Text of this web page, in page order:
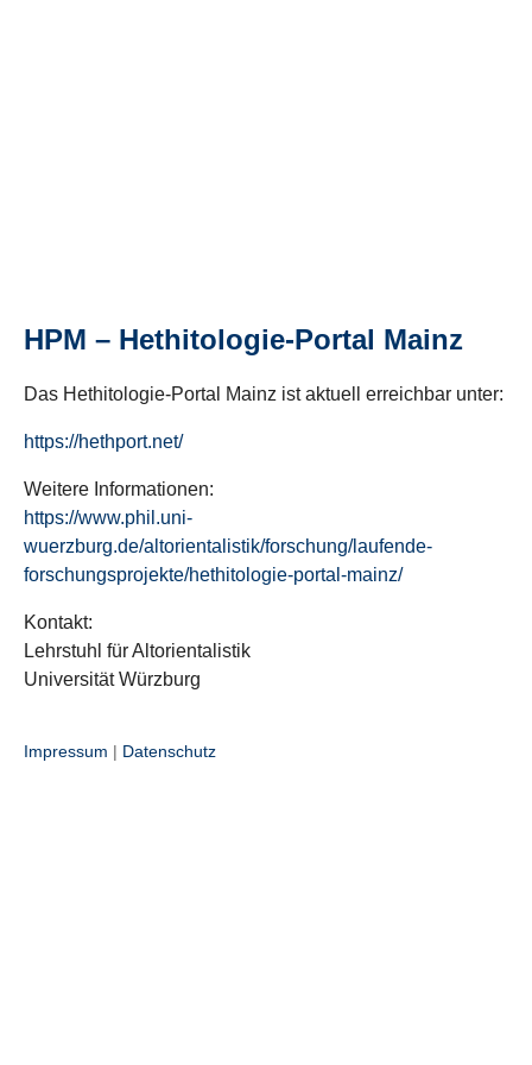
HPM – Hethitologie-Portal Mainz
Das Hethitologie-Portal Mainz ist aktuell erreichbar unter:
https://hethport.net/
Weitere Informationen:
https://www.phil.uni-
wuerzburg.de/altorientalistik/forschung/laufende-
forschungsprojekte/hethitologie-portal-mainz/
Kontakt:
Lehrstuhl für Altorientalistik
Universität Würzburg
Impressum | Datenschutz